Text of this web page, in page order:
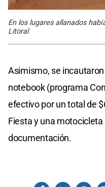
En los lugares allanados
Litoral
Asimismo, se
notebook (programa
efectivo por un total de
Fiesta y una
documentación.